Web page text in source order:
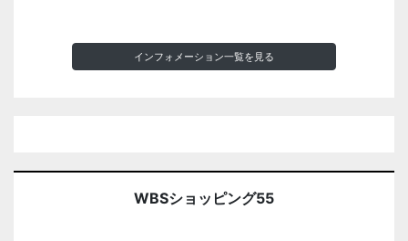
インフォメーション一覧を見る
WBSショッピング55